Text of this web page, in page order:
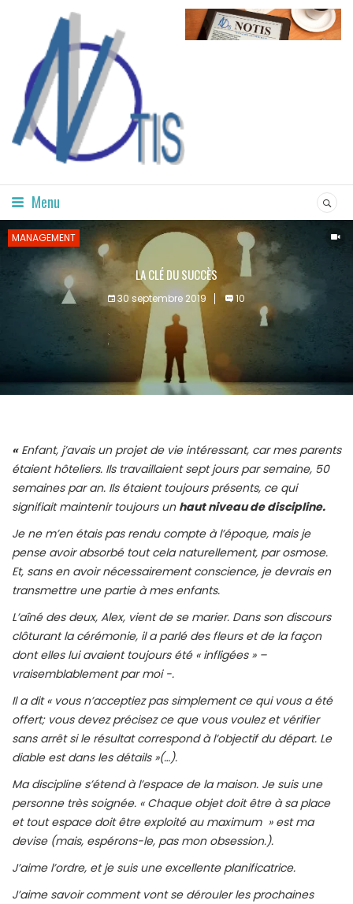
Menu
MANAGEMENT
LA CLÉ DU SUCCÈS
30 septembre 2019 10
«Enfant, j’avais un projet de vie intéressant, car mes parents
étaient hôteliers. Ils travaillaient sept jours par semaine, 50
semaines par an. Ils étaient toujours présents, ce qui
signifiait maintenir toujours un haut niveau de discipline.
Je ne m’en étais pas rendu compte à l’époque, mais je
pense avoir absorbé tout cela naturellement, par osmose.
Et, sans en avoir nécessairement conscience, je devrais en
transmettre une partie à mes enfants.
L’aîné des deux, Alex, vient de se marier. Dans son discours
clôturant la cérémonie, il a parlé des fleurs et de la façon
dont elles lui avaient toujours été « infligées » –
vraisemblablement par moi -.
Il a dit « vous n’acceptiez pas simplement ce qui vous a été
offert; vous devez précisez ce que vous voulez et vérifier
sans arrêt si le résultat correspond à l’objectif du départ. Le
diable est dans les détails »(…).
Ma discipline s’étend à l’espace de la maison. Je suis une
personne très soignée. « Chaque objet doit être à sa place
et tout espace doit être exploité au maximum » est ma
devise (mais, espérons-le, pas mon obsession.).
J’aime l’ordre, et je suis une excellente planificatrice.
J’aime savoir comment vont se dérouler les prochaines